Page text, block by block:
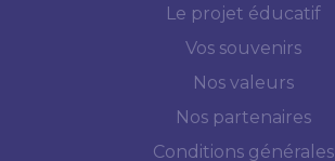
Le projet éducatif
Vos souvenirs
Nos valeurs
Nos partenaires
Conditions générales